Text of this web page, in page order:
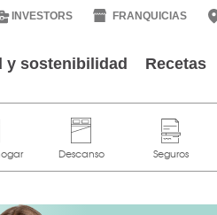
INVESTORS FRANQUICIAS
y sostenibilidad Recetas